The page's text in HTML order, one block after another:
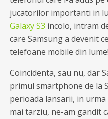
jucatorilor importanti in
Galaxy S3 incolo, intram
care Samsung a devenit
telefoane mobile din lume!
Coincidenta, sau nu, dar
primul smartphone de la
perioada lansarii, in urma
mai tarziu, ne-am gandit